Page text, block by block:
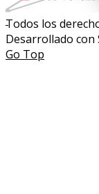
Todos los
Desarrollado con
Go Top